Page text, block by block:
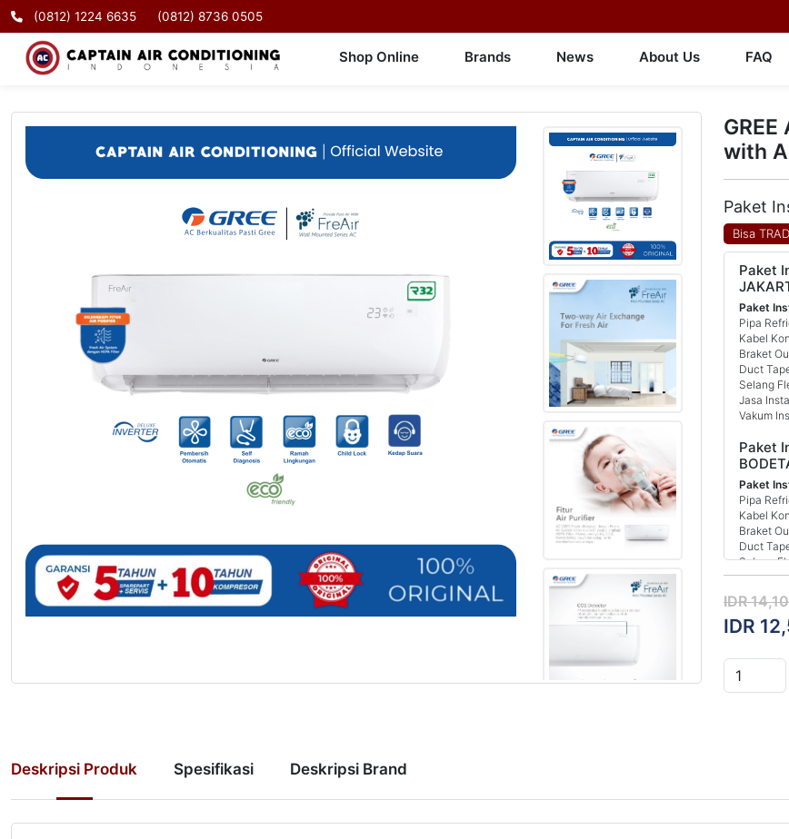
(0812) 1224 6635 (0812) 8736 0505
Shop Online Brands News About Us FAQ
with
Paket
Bisa
Paket
Paket
Pipa
Kabel
Braket
Duct
Selang
Jasa
Vakum
Paket
Paket
Pipa
Kabel
Braket
Duct
Selang
Jasa
Vakum
Paket
(1.5-2
Paket
Kabel
IDR
IDR
Deskripsi Produk Spesifikasi Deskripsi Brand